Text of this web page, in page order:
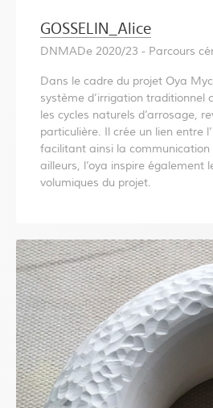
GOSSELIN_Alice
DNMADe 2020/23 - Parcours
Dans le cadre du projet Oya
système d’irrigation traditionnel
les cycles naturels d’arrosage,
particulière. Il crée un lien entre
facilitant ainsi la communication
ailleurs, l’oya inspire également
volumiques du projet.